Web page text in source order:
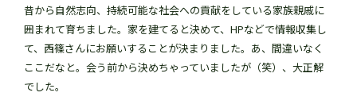
昔から自然志向、持続可能な社会への貢献をしている家族親戚に
囲まれて育ちました。家を建てると決めて、HPなどで情報収集し
て、西篠さんにお願いすることが決まりました。あ、間違いなく
ここだなと。会う前から決めちゃっていましたが（笑）、大正解
でした。